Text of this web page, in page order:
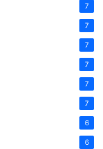
7
7
7
7
7
7
6
6